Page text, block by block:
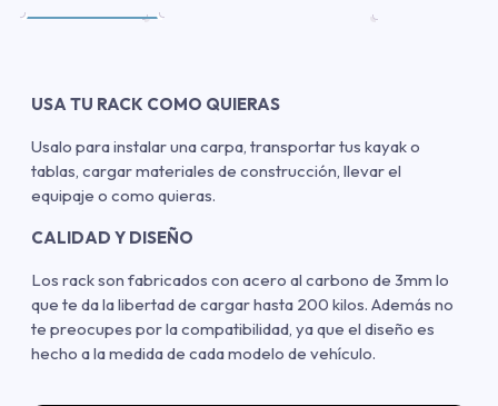
USA TU RACK COMO QUIERAS
Usalo para instalar una carpa, transportar tus kayak o
tablas, cargar materiales de construcción, llevar el
equipaje o como quieras.
CALIDAD Y DISEÑO
Los rack son fabricados con acero al carbono de 3mm lo
que te da la libertad de cargar hasta 200 kilos. Además no
te preocupes por la compatibilidad, ya que el diseño es
hecho a la medida de cada modelo de vehículo.